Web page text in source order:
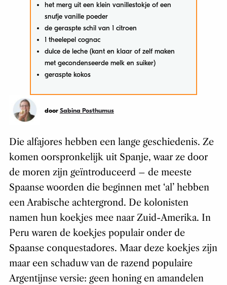
het merg uit een klein vanillestokje of een
snufje vanille poeder
de geraspte schil van 1 citroen
1 theelepel cognac
dulce de leche (kant en klaar of zelf maken
met gecondenseerde melk en suiker)
geraspte kokos
door Sabina Posthumus
Die alfajores hebben een lange geschiedenis. Ze
komen oorspronkelijk uit Spanje, waar ze door
de moren zijn geïntroduceerd – de meeste
Spaanse woorden die beginnen met ‘al’ hebben
een Arabische achtergrond. De kolonisten
namen hun koekjes mee naar Zuid-Amerika. In
Peru waren de koekjes populair onder de
Spaanse conquestadores. Maar deze koekjes zijn
maar een schaduw van de razend populaire
Argentijnse versie: geen honing en amandelen